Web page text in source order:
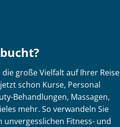
die große Vielfalt auf Ihrer Reise
schon Kurse, Personal
Behandlungen, Massagen,
mehr. So verwandeln Sie
Fitness- und